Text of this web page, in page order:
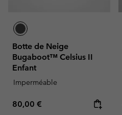
Botte de Neige
Bugaboot™ Celsius II
Enfant
Imperméable
Regular price:
80,00 €